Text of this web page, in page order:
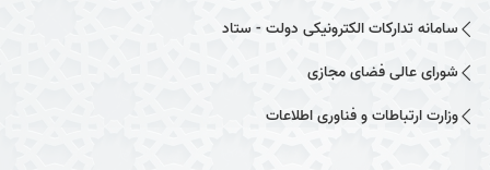
سامانه تدارکات الکترونیکی دولت - ستاد
شورای عالی فضای مجازی
وزارت ارتباطات و فناوری اطلاعات